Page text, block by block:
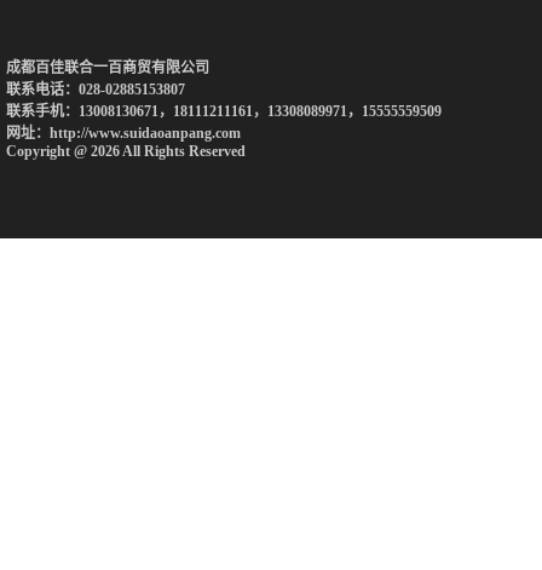
成都百佳联合一百商贸有限公司
联系电话：028-02885153807
联系手机：13008130671，18111211161，13308089971，15555559509
网址：http://www.suidaoanpang.com
Copyright @ 2026 All Rights Reserved